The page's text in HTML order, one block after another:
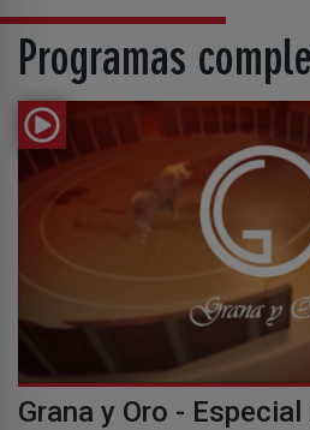
Programas
Grana y Oro -